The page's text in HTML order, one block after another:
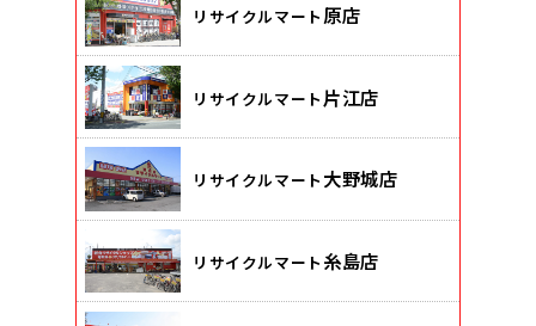
リサイクルマート 原店
リサイクルマート 片江店
リサイクルマート 大野城店
リサイクルマート 糸島店